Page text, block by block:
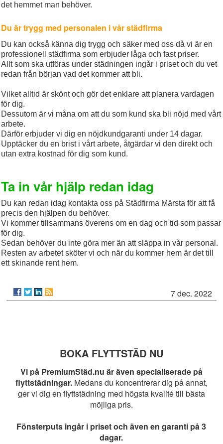
det hemmet man behöver.
Du är trygg med personalen i vår städfirma
Du kan också känna dig trygg och säker med oss då vi är en
professionell städfirma som erbjuder låga och fast priser.
Allt som ska utföras under städningen ingår i priset och du vet
redan från början vad det kommer att bli.
Vilket alltid är skönt och gör det enklare att planera vardagen
för dig.
Dessutom är vi måna om att du som kund ska bli nöjd med vårt
arbete.
Därför erbjuder vi dig en nöjdkundgaranti under 14 dagar.
Upptäcker du en brist i vårt arbete, åtgärdar vi den direkt och
utan extra kostnad för dig som kund.
Ta in vår hjälp redan idag
Du kan redan idag kontakta oss på Städfirma Märsta för att få
precis den hjälpen du behöver.
Vi kommer tillsammans överens om en dag och tid som passar
för dig.
Sedan behöver du inte göra mer än att släppa in vår personal.
Resten av arbetet sköter vi och när du kommer hem är det till
ett skinande rent hem.
7 dec. 2022
BOKA FLYTTSTÄD NU
Vi på PremiumStäd.nu är även specialiserade på
flyttstädningar. Medans du koncentrerar dig på annat,
ger vi dig en flyttstädning med högsta kvalité till bästa
möjliga pris.
Fönsterputs ingår i priset och även en garanti på 3
dagar.